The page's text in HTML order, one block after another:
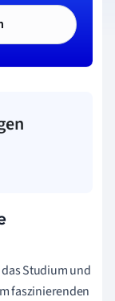
Studium und
faszinierenden